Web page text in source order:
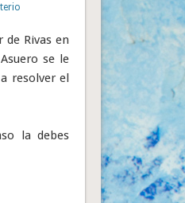
de Rivas en
se le
resolver el
la debes